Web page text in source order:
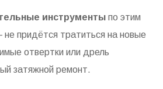
инструменты по этим
придётся тратиться на новые
отвертки или дрель
затяжной ремонт.